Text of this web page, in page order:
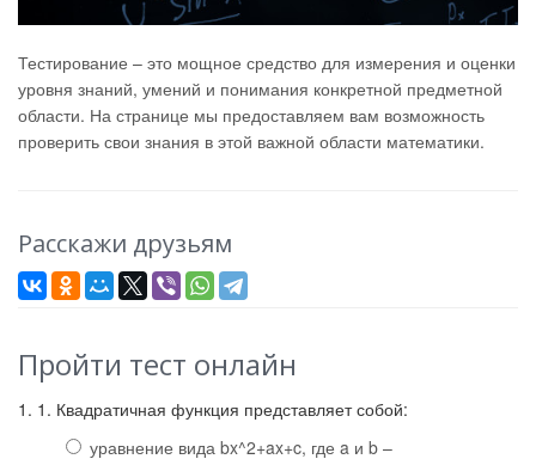
Тестирование – это мощное средство для измерения и оценки
уровня знаний, умений и понимания конкретной предметной
области. На странице мы предоставляем вам возможность
проверить свои знания в этой важной области математики.
Расскажи друзьям
Пройти тест онлайн
1. 1. Квадратичная функция представляет собой:
уравнение вида bx^2+ax+c, где a и b –